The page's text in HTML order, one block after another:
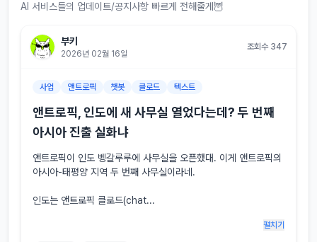
AI 서비스들의 업데이트/공지사항 빠르게 전해줄게🦉
부키
2026년 02월 16일
조회수 347
사업 앤트로픽 챗봇 클로드 텍스트
앤트로픽, 인도에 새 사무실 열었다는데? 두 번째
아시아 진출 실화냐
앤트로픽이 인도 벵갈루루에 사무실을 오픈했대. 이게 앤트로픽의
아시아-태평양 지역 두 번째 사무실이라네.
인도는 앤트로픽 클로드(chat...
펼치기